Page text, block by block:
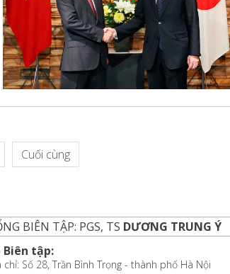
Cuối cùng
BIÊN TẬP: PGS, TS DƯƠNG TRUNG Ý
Biên tập:
chỉ: Số 28, Trần Bình Trọng - thành phố Hà Nội